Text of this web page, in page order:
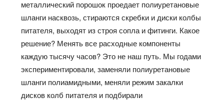
металлический порошок проедает полиуретановые
шланги насквозь, стираются скребки и диски колбы
питателя, выходят из строя сопла и фитинги. Какое
решение? Менять все расходные компоненты
каждую тысячу часов? Это не наш путь. Мы годами
экспериментировали, заменяли полиуретановые
шланги полиамидными, меняли режим закалки
дисков колб питателя и подбирали